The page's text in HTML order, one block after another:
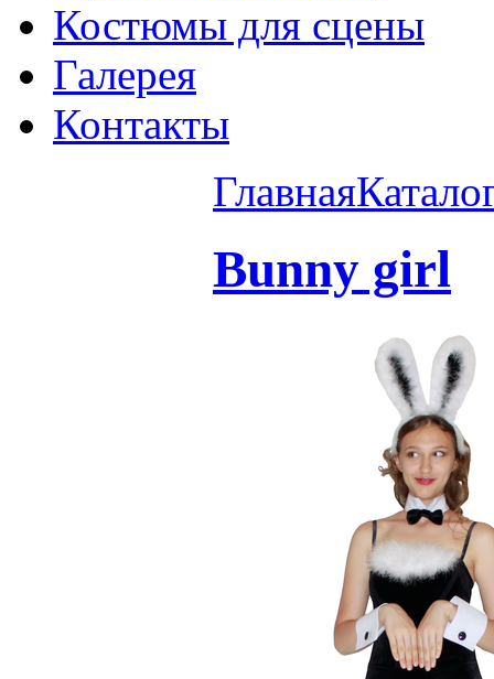
Костюмы для сцены
Галерея
Контакты
Главная
Bunny girl